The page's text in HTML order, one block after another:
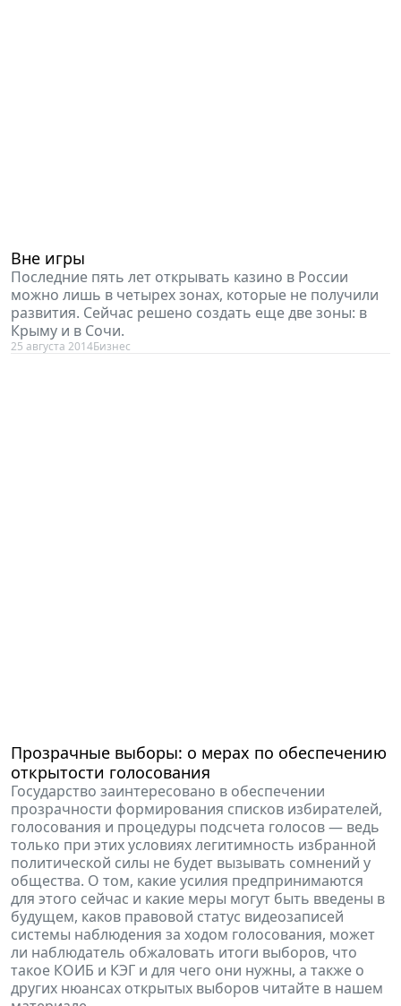
Вне игры
Последние пять лет открывать казино в России
можно лишь в четырех зонах, которые не получили
развития. Сейчас решено создать еще две зоны: в
Крыму и в Сочи.
25 августа 2014Бизнес
Прозрачные выборы: о мерах по обеспечению
открытости голосования
Государство заинтересовано в обеспечении
прозрачности формирования списков избирателей,
голосования и процедуры подсчета голосов — ведь
только при этих условиях легитимность избранной
политической силы не будет вызывать сомнений у
общества. О том, какие усилия предпринимаются
для этого сейчас и какие меры могут быть введены в
будущем, каков правовой статус видеозаписей
системы наблюдения за ходом голосования, может
ли наблюдатель обжаловать итоги выборов, что
такое КОИБ и КЭГ и для чего они нужны, а также о
других нюансах открытых выборов читайте в нашем